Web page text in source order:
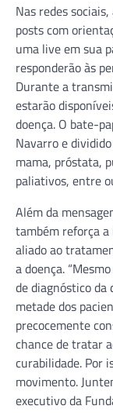
Nas redes
posts com
uma live em sua
responderão às
Durante a
estarão
doença. O bate-
Navarro e
mama, próstata,
paliativos, entre
Além da
também reforça
aliado ao
a doença.
de diagnóstico da
metade dos
precocemente
chance de tratar
curabilidade. Por
movimento.
executivo da